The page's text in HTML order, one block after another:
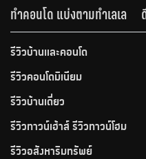
ทำคอนโด แบ่งตามทำเลเล
รีวิวบ้านและคอนโด
รีวิวคอนโดมิเนียม
รีวิวบ้านเดี่ยว
รีวิวทาวน์เฮ้าส์ รีวิวทาวน์โฮม
รีวิวอสังหาริมทรัพย์